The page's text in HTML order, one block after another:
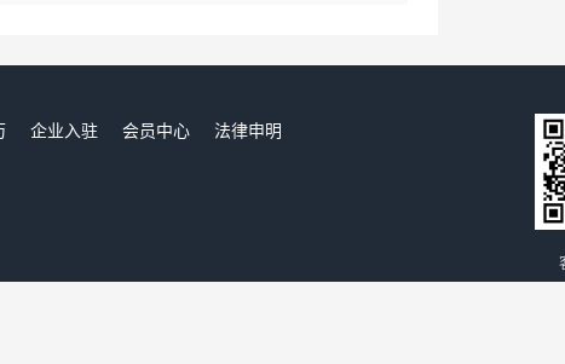
企业入驻 会员中心
法律申明